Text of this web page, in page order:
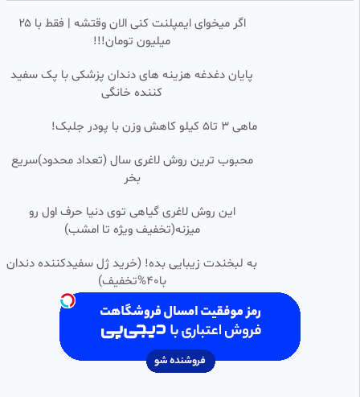
Grey با دوبله فارسی
سرگرمی ، فیلم و سریال
• 2 ماه پیش
0:01:48
سکانس نیماشعبان نژاد،هادی
کاظمی جوکر۲
•
قهرمان کاراته جهان
فیلم ماشین جنگی War Machine
با دوبله فارسی
سرگرمی ، فیلم و سریال
• 4 ماه پیش
0:02:59
فیلم کامل مراسم عقد و عروسی
رضا گلزار و همسرش آیسان آقاخانی
فیلمدوانه
2.07m بازدید • 3 سال پیش
اگر میخوای ایمپلنت کنی الان وقتشه | فقط با ۲۵
میلیون تومان!!!
پایان دغدغه هزینه های دندان پزشکی با پک سفید
کننده خانگی
ماهی 3 تا5 کیلو کاهش وزن با پودر جلبک!
محبوب ترین روش لاغری سال (تعداد محدود)سریع
بخر
این روش لاغری گیاهی توی دنیا حرف اول رو
میزنه(تخفیف ویژه تا امشب)
به لبخندت زیبایی بده! (خرید ژل سفیدکننده دندان
با40%تخفیف)